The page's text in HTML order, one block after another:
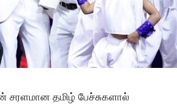
தமிழ் பேச்சுகளால்